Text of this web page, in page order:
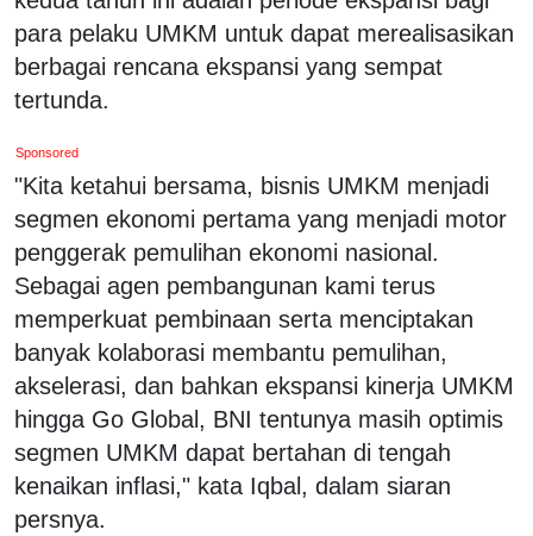
para pelaku UMKM untuk dapat merealisasikan
berbagai rencana ekspansi yang sempat
tertunda.
Sponsored
"Kita ketahui bersama, bisnis UMKM menjadi
segmen ekonomi pertama yang menjadi motor
penggerak pemulihan ekonomi nasional.
Sebagai agen pembangunan kami terus
memperkuat pembinaan serta menciptakan
banyak kolaborasi membantu pemulihan,
akselerasi, dan bahkan ekspansi kinerja UMKM
hingga Go Global, BNI tentunya masih optimis
segmen UMKM dapat bertahan di tengah
kenaikan inflasi," kata Iqbal, dalam siaran
persnya.